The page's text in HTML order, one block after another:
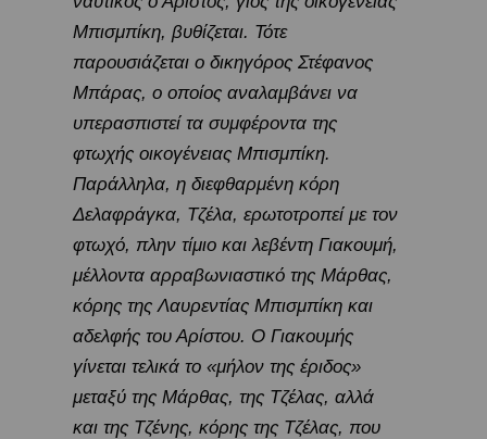
Μπισμπίκη, βυθίζεται. Τότε
παρουσιάζεται ο δικηγόρος Στέφανος
Μπάρας, ο οποίος αναλαμβάνει να
υπερασπιστεί τα συμφέροντα της
φτωχής οικογένειας Μπισμπίκη.
Παράλληλα, η διεφθαρμένη κόρη
Δελαφράγκα, Τζέλα, ερωτοτροπεί με τον
φτωχό, πλην τίμιο και λεβέντη Γιακουμή,
μέλλοντα αρραβωνιαστικό της Μάρθας,
κόρης της Λαυρεντίας Μπισμπίκη και
αδελφής του Αρίστου. Ο Γιακουμής
γίνεται τελικά το «μήλον της έριδος»
μεταξύ της Μάρθας, της Τζέλας, αλλά
και της Τζένης, κόρης της Τζέλας, που